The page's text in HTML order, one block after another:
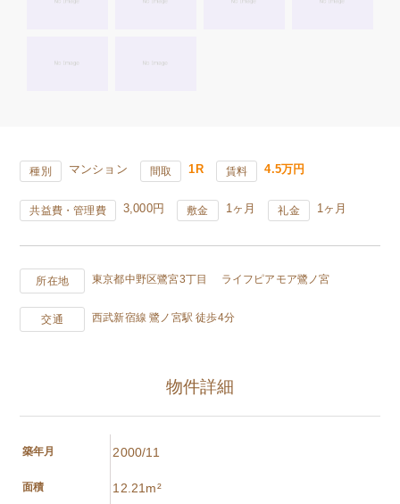
種別 マンション 間取 1R 賃料 4.5万円
共益費・管理費 3,000円 敷金 1ヶ月 礼金 1ヶ月
所在地 東京都中野区鷺宮3丁目 ライフピアモア鷺ノ宮
交通 西武新宿線 鷺ノ宮駅 徒歩4分
物件詳細
築年月 2000/11
面積 12.21m²